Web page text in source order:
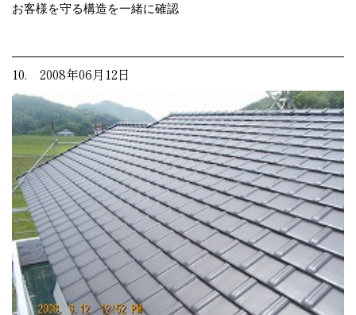
お客様を守る構造を一緒に確認
10. 2008年06月12日